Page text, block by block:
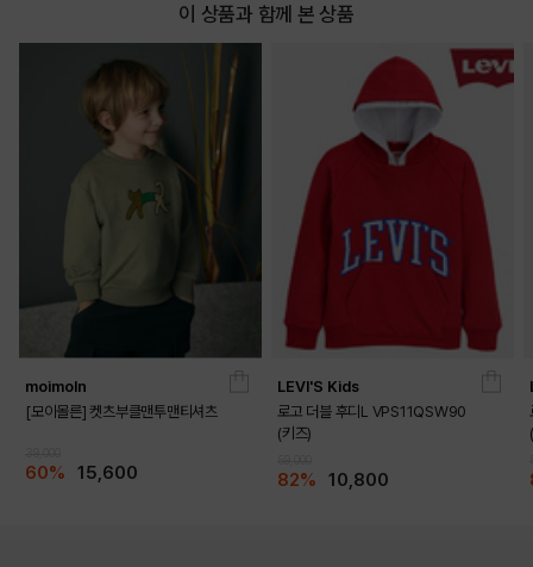
이 상품과 함께 본 상품
moimoln
[모이몰른] 켓츠부클맨투맨티셔츠
60% 15,600
LEVI'S Kids
로고 더블 후디L VPS11QSW90
(키즈)
82% 10,800